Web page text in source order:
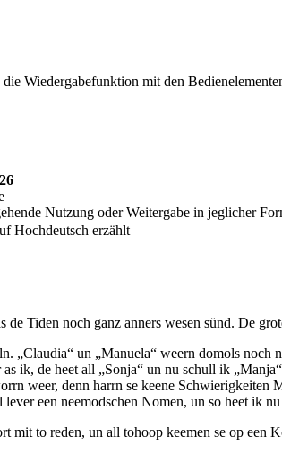
die Wiedergabefunktion mit den
Nutzung oder Weitergabe in jeglicher
Hochdeutsch erzählt
Tiden noch ganz anners wesen sünd. De
Claudia un Manuela weern domols noch
ik, de heet all
Sonja un nu schull ik Manja
weer, denn harrn se keene
een neemodschen Nomen, un so heet ik nu
to reden, un all tohoop keemen se op een